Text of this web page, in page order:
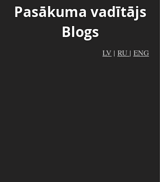
Pasākuma vadītājs
Blogs
LV | RU | ENG